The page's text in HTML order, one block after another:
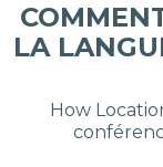
LA
How